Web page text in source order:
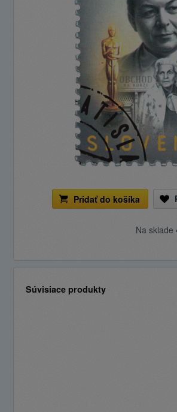
Pridať do košíka
Na sklade
Súvisiace produkty